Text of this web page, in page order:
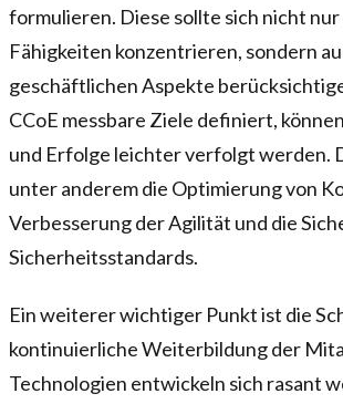
formulieren. Diese sollte sich nicht
Fähigkeiten konzentrieren, sondern
geschäftlichen Aspekte
CCoE messbare Ziele definiert,
und Erfolge leichter verfolgt werden.
unter anderem die Optimierung von
Verbesserung der Agilität und die
Sicherheitsstandards.
Ein weiterer wichtiger Punkt ist die
kontinuierliche Weiterbildung der
Technologien entwickeln sich rasant